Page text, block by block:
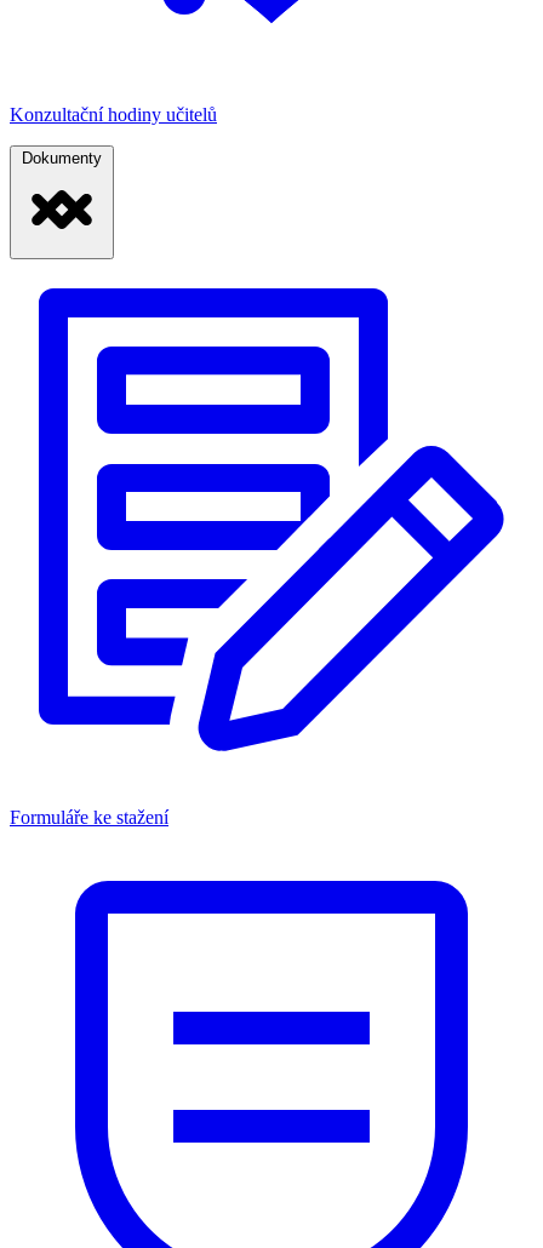
Konzultační hodiny učitelů
Dokumenty
Formuláře ke stažení